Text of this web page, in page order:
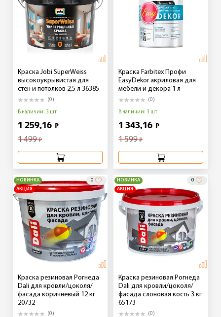
Краска Jobi SuperWeiss
высокоукрывистая для
стен и потолков 2,5 л 36385
(0)
В наличии: 3 шт
1 259,16 ₽
1 499₽
Краска Farbitex Профи
EasyDekor акриловая для
мебели и декора 1 л
(0)
В наличии: 3 шт
1 343,16 ₽
1 599₽
НОВИНКА
АКЦИЯ
0
Краска резиновая Рогнеда
Dali для кровли/цоколя/
фасада коричневый 12 кг
20732
(0)
НОВИНКА
АКЦИЯ
0
Краска резиновая Рогнеда
Dali для кровли/цоколя/
фасада слоновая кость 3 кг
65173
(0)